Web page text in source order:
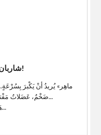
شاربان من الشوكولا!
ضَخْمٌ، عَضَلاتٌ مَفْتولَةٌ وشَوارِبُ سَوْداءُ كَبيرَةٌ...
هَلْ يُحَقِّقُ...